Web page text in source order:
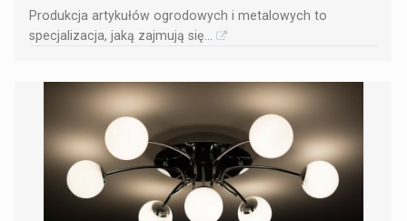
Produkcja artykułów ogrodowych i metalowych to
specjalizacja, jaką zajmują się...